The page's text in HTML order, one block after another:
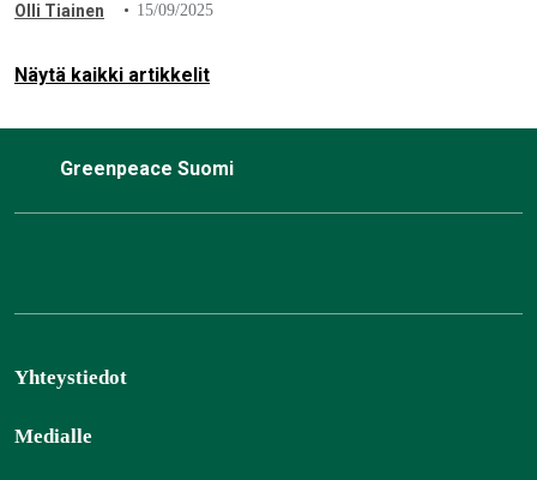
Olli Tiainen 15/09/2025
Näytä kaikki artikkelit
Greenpeace Suomi
Yhteystiedot
Medialle